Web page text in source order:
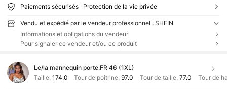
Paiements sécurisés · Protection de la vie privée
Vendu et expédié par le vendeur professionnel : SHEIN
Informations et obligations du vendeur
Pour signaler ce vendeur et/ou ce produit
Le/la mannequin porte:FR 46 (1XL)
Taille: 174.0 Tour de poitrine:97.0 Tour de taille: 77.0 Tour de